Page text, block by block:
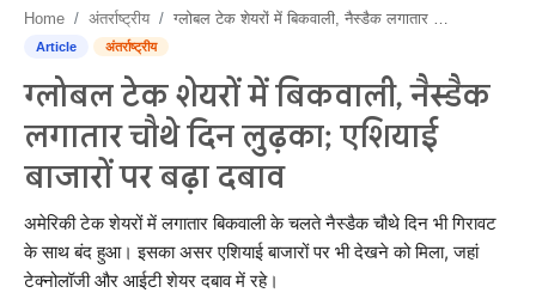
Contact Us
राजस्थान
राजनीति
क्राइम
भारत
Home अंतर्राष्ट्रीय ग्लोबल टेक शेयरों में बिकवाली, नैस्डैक लगातार चौथे दिन लुढ़का; एशियाई बाजारों पर बढ़ा दबाव
Article अंतर्राष्ट्रीय
ग्लोबल टेक शेयरों में बिकवाली, नैस्डैक
लगातार चौथे दिन लुढ़का; एशियाई
बाजारों पर बढ़ा दबाव
अमेरिकी टेक शेयरों में लगातार बिकवाली के चलते नैस्डैक चौथे दिन भी गिरावट
के साथ बंद हुआ। इसका असर एशियाई बाजारों पर भी देखने को मिला, जहां
टेक्नोलॉजी और आईटी शेयर दबाव में रहे।